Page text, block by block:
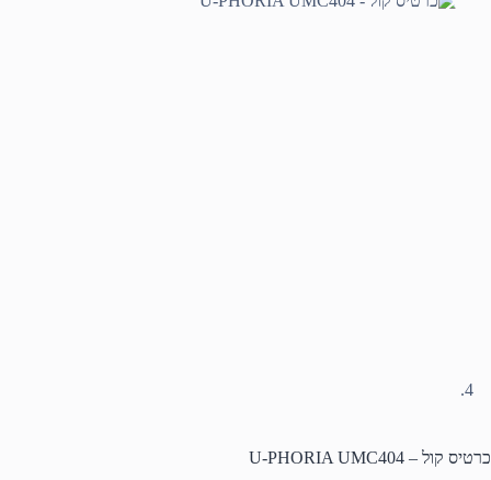
כרטיס קול – U-PHORIA UMC404